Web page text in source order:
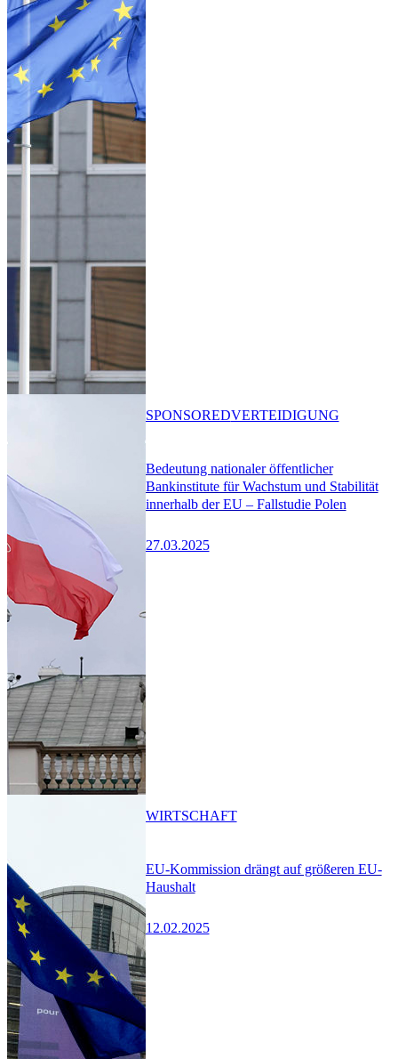
Bedeutung nationaler öffentlicher
Bankinstitute für Wachstum und Stabilität
innerhalb der EU – Fallstudie Polen
27.03.2025
SPONSOREDVERTEIDIGUNG
EU-Kommission drängt auf größeren EU-
Haushalt
12.02.2025
WIRTSCHAFT